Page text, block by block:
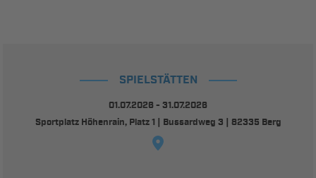
SPIELSTÄTTEN
01.07.2026 - 31.07.2026
Sportplatz Höhenrain, Platz 1 | Bussardweg 3 | 82335 Berg